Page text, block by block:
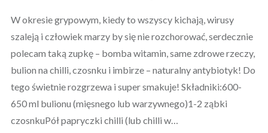
W okresie grypowym, kiedy to wszyscy kichają, wirusy
szaleją i człowiek marzy by się nie rozchorować, serdecznie
polecam taką zupkę – bomba witamin, same zdrowe rzeczy,
bulion na chilli, czosnku i imbirze – naturalny antybiotyk! Do
tego świetnie rozgrzewa i super smakuje! Składniki:600-
650 ml bulionu (mięsnego lub warzywnego)1-2 ząbki
czosnkuPół papryczki chilli (lub chilli w…